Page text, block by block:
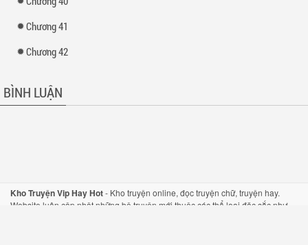
Chương 41
Chương 42
BÌNH LUẬN
Kho Truyện Vip Hay Hot- Kho truyện online, đọc truyện chữ, truyện hay.
Website luôn cập nhật những bộ truyện mới thuộc các thể loại đặc sắc như